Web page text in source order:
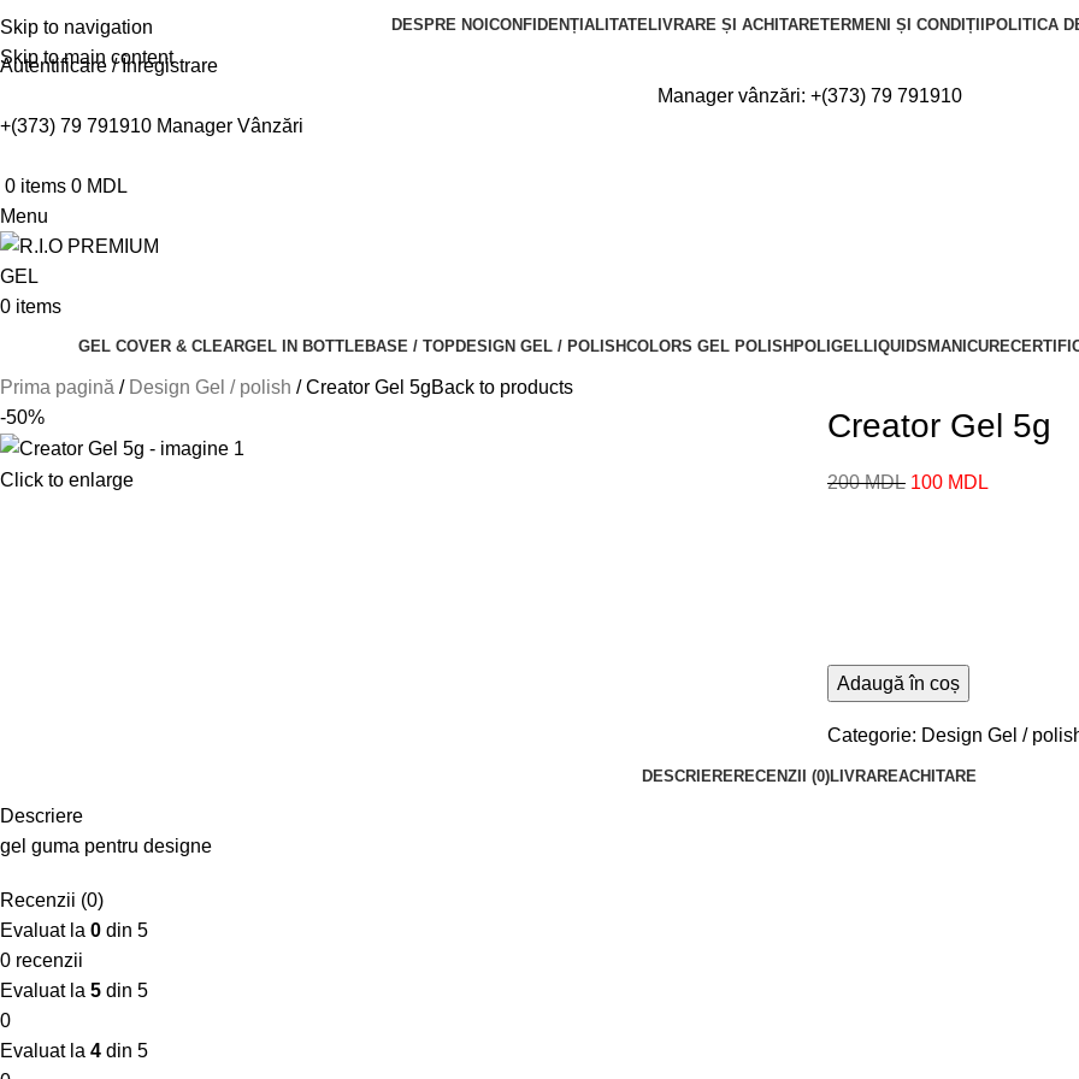
Skip to navigation
Skip to main content
DESPRE NOI CONFIDENȚIALITATELIVRARE ȘI ACHITARETERMENI ȘI CONDIȚII POLITICA
Autentificare / Înregistrare
Manager vânzări: +(373) 79 791910
+(373) 79 791910 Manager Vânzări
0 items 0 MDL
Menu
0 items
GEL COVER & CLEARGEL IN BOTTLEBASE / TOPDESIGN GEL / POLISHCOLORS GEL POLISH POLIGELLIQUIDS MANICURE
Prima pagină Design Gel / polish Creator Gel 5gBack to products
-50%
Click to enlarge
Creator Gel 5g
200MDL 100 MDL
Adaugă în coș
Categorie: Design Gel /
DESCRIERERECENZII (0)LIVRAREACHITARE
Descriere
gel guma pentru designe
Recenzii (0)
Evaluat la 0 din 5
0 recenzii
Evaluat la 5 din 5
0
Evaluat la 4 din 5